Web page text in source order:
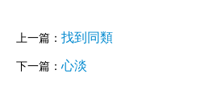
上一篇： 找到同類
下一篇： 心淡